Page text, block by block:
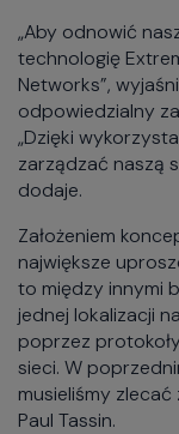
„Aby odnowić
technologię
Networks”,
odpowiedzialny
„Dzięki
zarządzać naszą
dodaje.
Założeniem
największe
to między innymi
jednej lokalizacji
poprzez
sieci. W
musieliśmy
Paul Tassin.